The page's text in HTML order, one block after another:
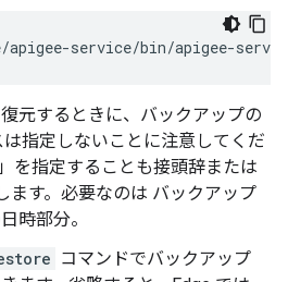
apigee-service/bin/apigee-
元するときに、バックアップの
指定しないことに注意してくだ
を指定することも接頭辞または
ます。必要なのは バックアップ
時部分。
コマンドでバックアップ